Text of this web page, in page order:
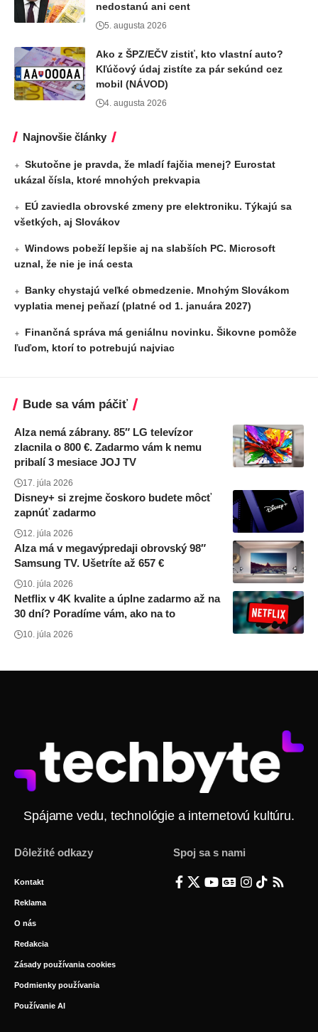
nedostanú ani cent
5. augusta 2026
Ako z ŠPZ/EČV zistiť, kto vlastní auto?
Kľúčový údaj zistíte za pár sekúnd cez
mobil (NÁVOD)
4. augusta 2026
Najnovšie články
Skutočne je pravda, že mladí fajčia menej? Eurostat
ukázal čísla, ktoré mnohých prekvapia
EÚ zaviedla obrovské zmeny pre elektroniku. Týkajú sa
všetkých, aj Slovákov
Windows pobeží lepšie aj na slabších PC. Microsoft
uznal, že nie je iná cesta
Banky chystajú veľké obmedzenie. Mnohým Slovákom
vyplatia menej peňazí (platné od 1. januára 2027)
Finančná správa má geniálnu novinku. Šikovne pomôže
ľuďom, ktorí to potrebujú najviac
Bude sa vám páčiť
Alza nemá zábrany. 85″ LG televízor
zlacnila o 800 €. Zadarmo vám k nemu
pribalí 3 mesiace JOJ TV
17. júla 2026
Disney+ si zrejme čoskoro budete môcť
zapnúť zadarmo
12. júla 2026
Alza má v megavýpredaji obrovský 98″
Samsung TV. Ušetríte až 657 €
10. júla 2026
Netflix v 4K kvalite a úplne zadarmo až na
30 dní? Poradíme vám, ako na to
10. júla 2026
Spájame vedu, technológie a internetovú kultúru.
Dôležité odkazy
Kontakt
Reklama
O nás
Redakcia
Zásady používania cookies
Podmienky používania
Používanie AI
Spoj sa s nami